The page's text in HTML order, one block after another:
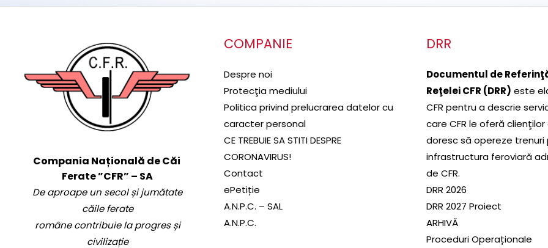
Compania Națională de Căi
Ferate ”CFR” – SA
De aproape un secol și jumătate
căile ferate
române contribuie la progres și
civilizație
COMPANIE
Despre noi
Protecţia mediului
Politica privind prelucrarea datelor cu
caracter personal
CE TREBUIE SA STITI DESPRE
CORONAVIRUS!
Contact
ePetiție
A.N.P.C. – SAL
A.N.P.C.
DRR
Documentul de
Reţelei CFR (DRR) este
CFR pentru a descrie
care CFR le oferă
doresc să opereze trenuri
infrastructura feroviară
de CFR.
DRR 2026
DRR 2027 Proiect
ARHIVĂ
Proceduri Operaționale